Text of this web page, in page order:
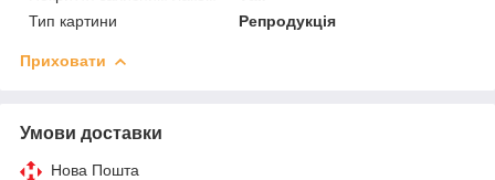
Тип картини
Репродукція
Приховати
Умови доставки
Нова Пошта